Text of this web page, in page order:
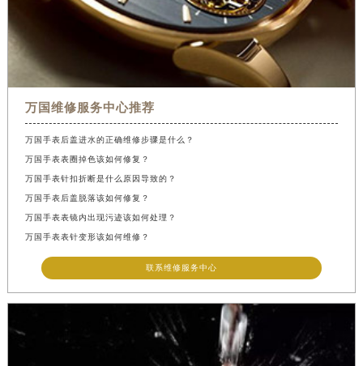
万国维修服务中心推荐
万国手表后盖进水的正确维修步骤是什么？
万国手表表圈掉色该如何修复？
万国手表针扣折断是什么原因导致的？
万国手表后盖脱落该如何修复？
万国手表表镜内出现污迹该如何处理？
万国手表表针变形该如何维修？
联系维修服务中心